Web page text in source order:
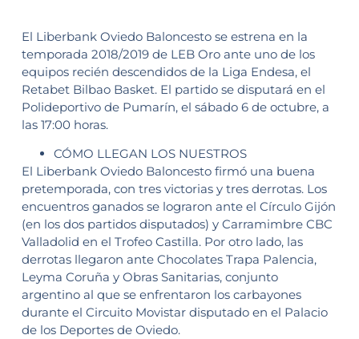
El Liberbank Oviedo Baloncesto se estrena en la
temporada 2018/2019 de LEB Oro ante uno de los
equipos recién descendidos de la Liga Endesa, el
Retabet Bilbao Basket. El partido se disputará en el
Polideportivo de Pumarín, el sábado 6 de octubre, a
las 17:00 horas.
CÓMO LLEGAN LOS NUESTROS
El Liberbank Oviedo Baloncesto firmó una buena
pretemporada, con tres victorias y tres derrotas. Los
encuentros ganados se lograron ante el Círculo Gijón
(en los dos partidos disputados) y Carramimbre CBC
Valladolid en el Trofeo Castilla. Por otro lado, las
derrotas llegaron ante Chocolates Trapa Palencia,
Leyma Coruña y Obras Sanitarias, conjunto
argentino al que se enfrentaron los carbayones
durante el Circuito Movistar disputado en el Palacio
de los Deportes de Oviedo.